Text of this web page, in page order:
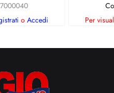
o Accedi
Per